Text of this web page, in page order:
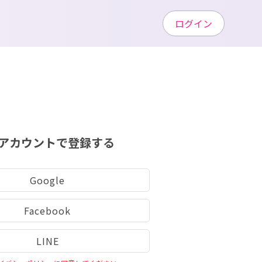
カウントで登録する
Google
Facebook
LINE
ログイン